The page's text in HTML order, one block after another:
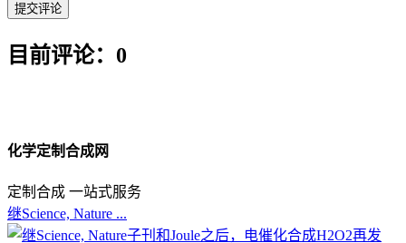
目前评论：0
化学定制合成网
定制合成 一站式服务
继Science, Nature ...